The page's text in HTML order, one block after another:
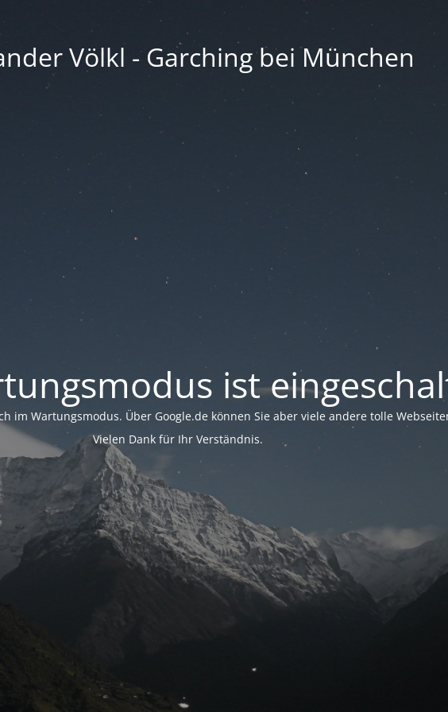
Völkl - Garching bei München
ist
im Wartungsmodus. Über Google.de können Sie aber viele andere tolle
Vielen Dank für Ihr Verständnis.